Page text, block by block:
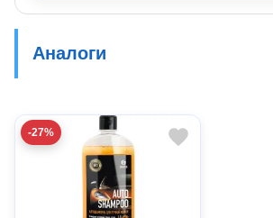
Аналоги
-27%